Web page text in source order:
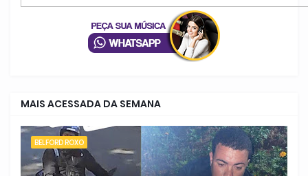
MAIS ACESSADA DA SEMANA
BELFORD ROXO